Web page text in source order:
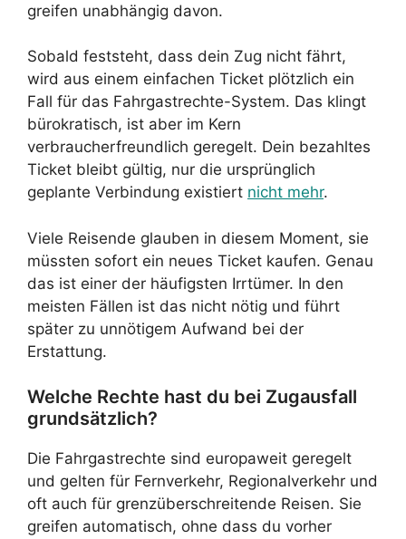
greifen unabhängig davon.
Sobald feststeht, dass dein Zug nicht fährt,
wird aus einem einfachen Ticket plötzlich ein
Fall für das Fahrgastrechte-System. Das klingt
bürokratisch, ist aber im Kern
verbraucherfreundlich geregelt. Dein bezahltes
Ticket bleibt gültig, nur die ursprünglich
geplante Verbindung existiert nicht mehr.
Viele Reisende glauben in diesem Moment, sie
müssten sofort ein neues Ticket kaufen. Genau
das ist einer der häufigsten Irrtümer. In den
meisten Fällen ist das nicht nötig und führt
später zu unnötigem Aufwand bei der
Erstattung.
Welche Rechte hast du bei Zugausfall
grundsätzlich?
Die Fahrgastrechte sind europaweit geregelt
und gelten für Fernverkehr, Regionalverkehr und
oft auch für grenzüberschreitende Reisen. Sie
greifen automatisch, ohne dass du vorher